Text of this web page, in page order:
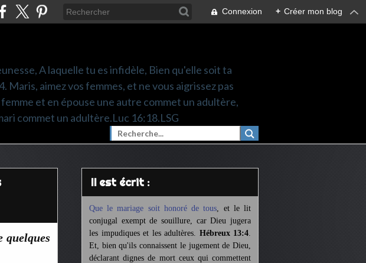
Connexion + Créer mon blog
A laquelle tu es infidèle, Bien qu'elle soit ta
aimez vos femmes, et ne vous aigrissez pas
et en épouse une autre commet un adultère,
commet un adultère.Luc 16:18.LSG
quelques
Il est écrit :
Que le mariage soit honoré de tous, et le lit
conjugal exempt de souillure, car Dieu jugera
les impudiques et les adultères. Hébreux 13:4.
Et, bien qu'ils connaissent le jugement de Dieu,
déclarant dignes de mort ceux qui commettent